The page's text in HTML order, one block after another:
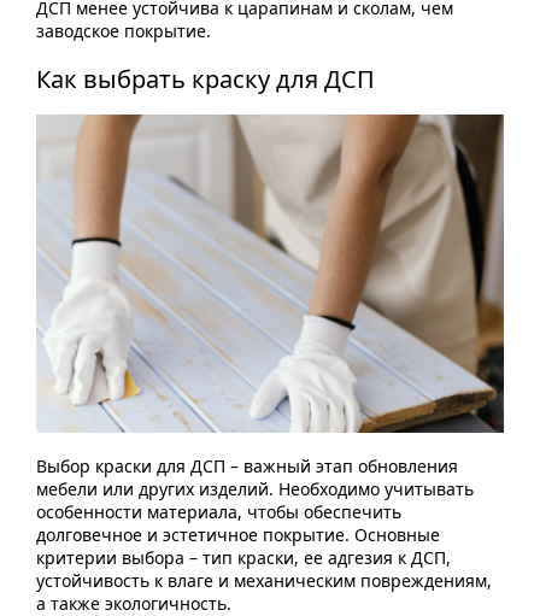
ДСП менее устойчива к царапинам и сколам, чем
заводское покрытие.
Как выбрать краску для ДСП
Выбор краски для ДСП – важный этап обновления
мебели или других изделий. Необходимо учитывать
особенности материала, чтобы обеспечить
долговечное и эстетичное покрытие. Основные
критерии выбора – тип краски, ее адгезия к ДСП,
устойчивость к влаге и механическим повреждениям,
а также экологичность.